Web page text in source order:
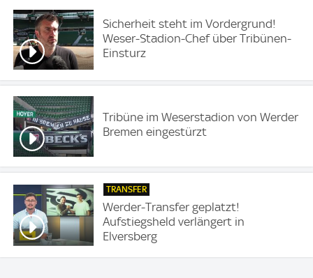
Sicherheit steht im Vordergrund!
Weser-Stadion-Chef über Tribünen-
Einsturz
Tribüne im Weserstadion von Werder
Bremen eingestürzt
TRANSFER
Werder-Transfer geplatzt!
Aufstiegsheld verlängert in
Elversberg